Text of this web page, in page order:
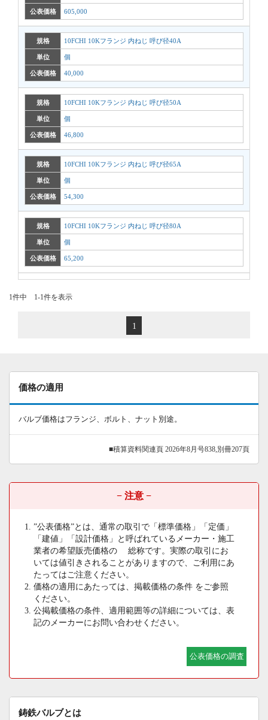
公表価格 605,000
規格 10FCHI 10Kフランジ 内ねじ 呼び径40A
単位 個
公表価格 40,000
規格 10FCHI 10Kフランジ 内ねじ 呼び径50A
単位 個
公表価格 46,800
規格 10FCHI 10Kフランジ 内ねじ 呼び径65A
単位 個
公表価格 54,300
規格 10FCHI 10Kフランジ 内ねじ 呼び径80A
単位 個
公表価格 65,200
1件中 1-1件を表示
1
価格の適用
バルブ価格はフランジ、ボルト、ナット別途。
■積算資料関連頁 2026年8月号838,別冊207頁
− 注意 −
”公表価格”とは、通常の取引で「標準価格」「定価」
「建値」「設計価格」と呼ばれているメーカー・施工
業者の希望販売価格の 総称です。実際の取引にお
いては値引きされることがありますので、ご利用にあ
たってはご注意ください。
価格の適用にあたっては、掲載価格の条件 をご参照
ください。
公掲載価格の条件、適用範囲等の詳細については、表
記のメーカーにお問い合わせください。
公表価格の調査
鋳鉄バルブとは